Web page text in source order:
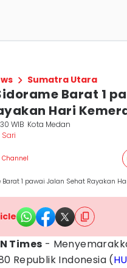
Sumatra Utara
Barat 1
Hari
WIB Kota Medan
Channel
1 pawai Jalan Sehat Rayakan
Times -
Republik Indonesia (